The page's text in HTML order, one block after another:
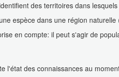
des territoires dans
espèce dans une région
en compte: il peut s'agir de
l'état des connaissances au